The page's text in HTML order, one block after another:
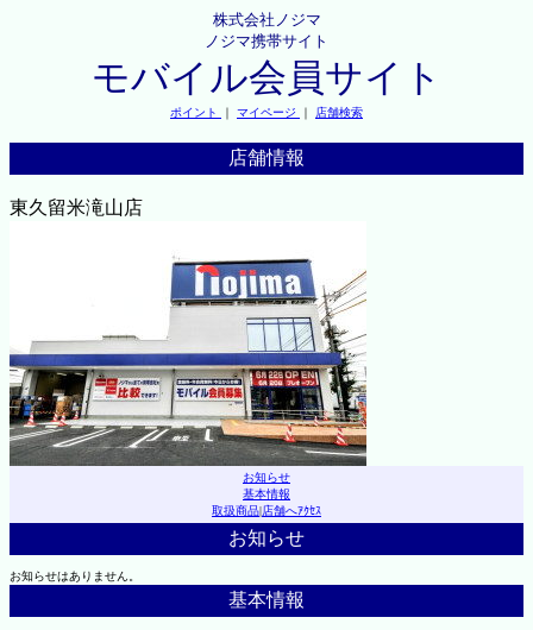
株式会社ノジマ
ノジマ携帯サイト
モバイル会員サイト
ポイント ｜ マイページ ｜ 店舗検索
店舗情報
東久留米滝山店
お知らせ
基本情報
取扱商品|店舗へｱｸｾｽ
お知らせ
お知らせはありません。
基本情報